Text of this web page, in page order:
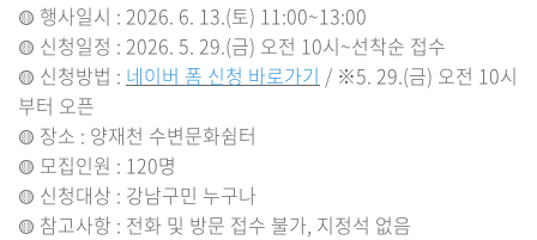
🟡 행사일시 : 2026. 6. 13.(토) 11:00~13:00
🟡 신청일정 : 2026. 5. 29.(금) 오전 10시~선착순 접수
🟡 신청방법 : 네이버 폼 신청 바로가기 / ※5. 29.(금) 오전 10시
부터 오픈
🟡 장소 : 양재천 수변문화쉼터
🟡 모집인원 : 120명
🟡 신청대상 : 강남구민 누구나
🟡 참고사항 : 전화 및 방문 접수 불가, 지정석 없음